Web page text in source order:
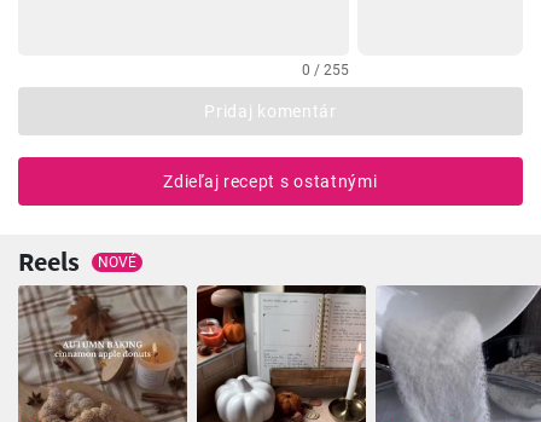
0 / 255
Pridaj komentár
Zdieľaj recept s ostatnými
Reels NOVÉ